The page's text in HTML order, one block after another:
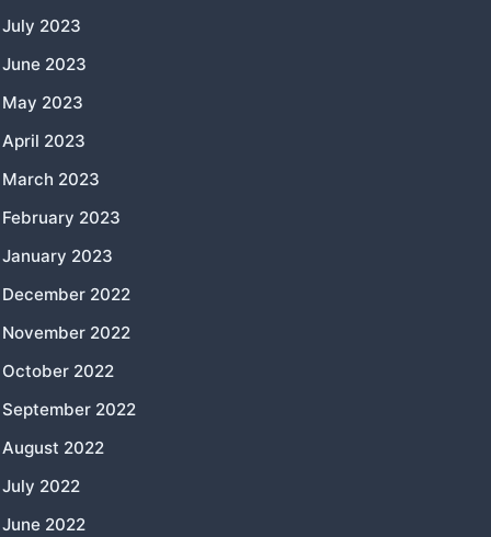
July 2023
June 2023
May 2023
April 2023
March 2023
February 2023
January 2023
December 2022
November 2022
October 2022
September 2022
August 2022
July 2022
June 2022